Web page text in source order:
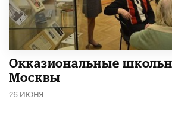
​Окказиональные
Москвы
26 ИЮНЯ